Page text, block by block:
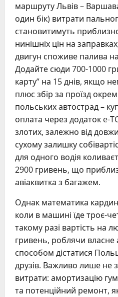
маршруту Львів –
один бік) витрати
становитимуть
нинішніх цін на
двигун споживе палива
Додайте сюди 700-1000
карту” на 15 днів, якщо
плюс збір за проїзд
польських автострад –
оплата через додаток e-
злотих, залежно від
сухому залишку
для одного водія
2900 гривень, що
авіаквитка з багажем.
Однак математика
коли в машині їде троє-
такому разі вартість на
гривень, роблячи
способом дістатися
друзів. Важливо лише не
витрати: амортизацію
та потенційний ремонт,